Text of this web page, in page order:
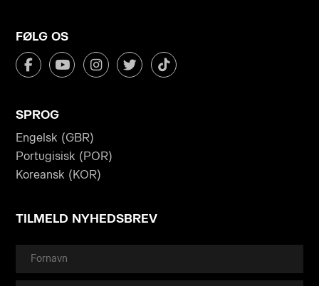
FØLG OS
SPROG
Engelsk (GBR)
Portugisisk (POR)
Koreansk (KOR)
TILMELD NYHEDSBREV